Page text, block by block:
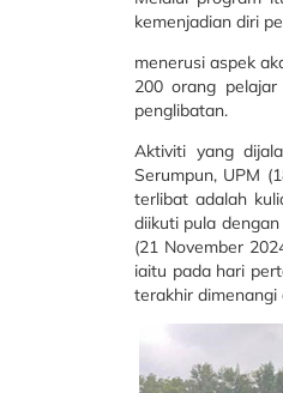
kemenjadian diri
menerusi aspek
200 orang
penglibatan.
Aktiviti yang
Serumpun, UPM
terlibat adalah
diikuti pula
(21 November
iaitu pada hari
terakhir dimenangi